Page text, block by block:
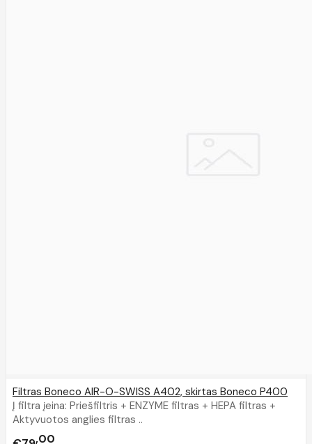
Filtras Boneco AIR-O-SWISS A402, skirtas Boneco P400
Į filtra įeina: Priešfiltris + ENZYME filtras + HEPA filtras +
Aktyvuotos anglies filtras ..
00